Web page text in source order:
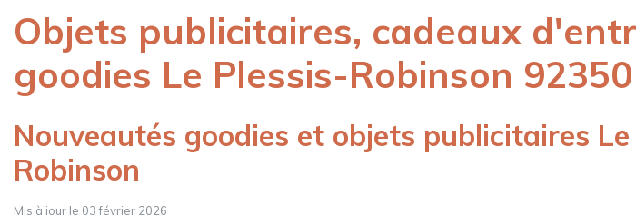
Médailles et trophées
Outdoor
Jacket et vestes
Workwear
Objets publicitaires, cadeaux
goodies Le Plessis-Robinson 92350
Nouveautés goodies et objets publicitaires Le
Robinson
Mis à jour le 03 février 2026